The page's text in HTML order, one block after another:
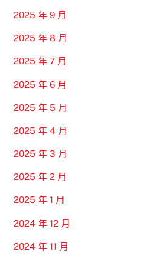
2025 年 9 月
2025 年 8 月
2025 年 7 月
2025 年 6 月
2025 年 5 月
2025 年 4 月
2025 年 3 月
2025 年 2 月
2025 年 1 月
2024 年 12 月
2024 年 11 月